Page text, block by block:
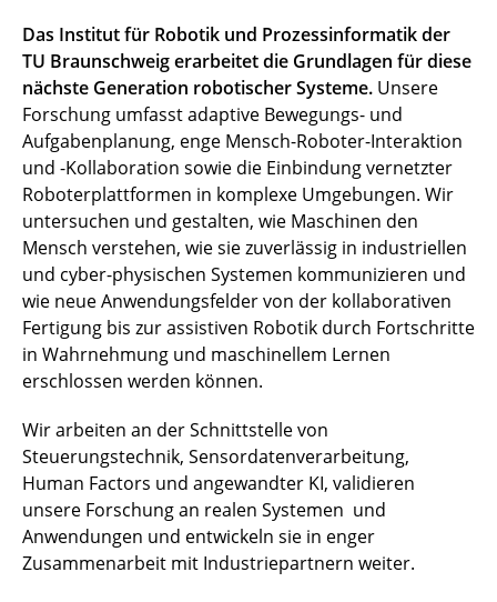
Das Institut für Robotik und Prozessinformatik der
TU Braunschweig erarbeitet die Grundlagen für diese
nächste Generation robotischer Systeme. Unsere
Forschung umfasst adaptive Bewegungs- und
Aufgabenplanung, enge Mensch-Roboter-Interaktion
und -Kollaboration sowie die Einbindung vernetzter
Roboterplattformen in komplexe Umgebungen. Wir
untersuchen und gestalten, wie Maschinen den
Mensch verstehen, wie sie zuverlässig in industriellen
und cyber-physischen Systemen kommunizieren und
wie neue Anwendungsfelder von der kollaborativen
Fertigung bis zur assistiven Robotik durch Fortschritte
in Wahrnehmung und maschinellem Lernen
erschlossen werden können.
Wir arbeiten an der Schnittstelle von
Steuerungstechnik, Sensordatenverarbeitung,
Human Factors und angewandter KI, validieren
unsere Forschung an realen Systemen und
Anwendungen und entwickeln sie in enger
Zusammenarbeit mit Industriepartnern weiter.